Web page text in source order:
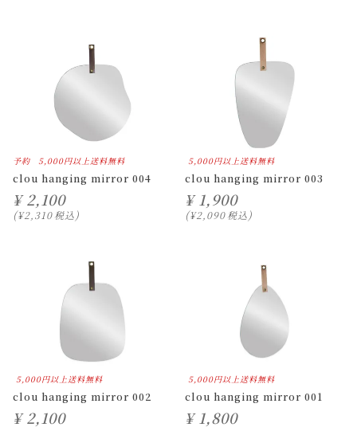
予約 5,000円以上送料無料
clou hanging mirror 004
¥ 2,100
¥2,310税込
5,000円以上送料無料
clou hanging mirror 003
¥ 1,900
¥2,090税込
5,000円以上送料無料
clou hanging mirror 002
¥ 2,100
5,000円以上送料無料
clou hanging mirror 001
¥ 1,800